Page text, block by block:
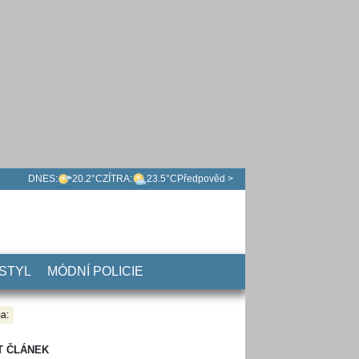
DNES: 20.2°CZÍTRA: 23.5°C Předpověd >
MÓDNÍ POLICIE
ČLÁNEK